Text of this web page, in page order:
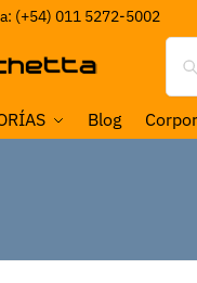
(+54) 011 5272-5002
Blog